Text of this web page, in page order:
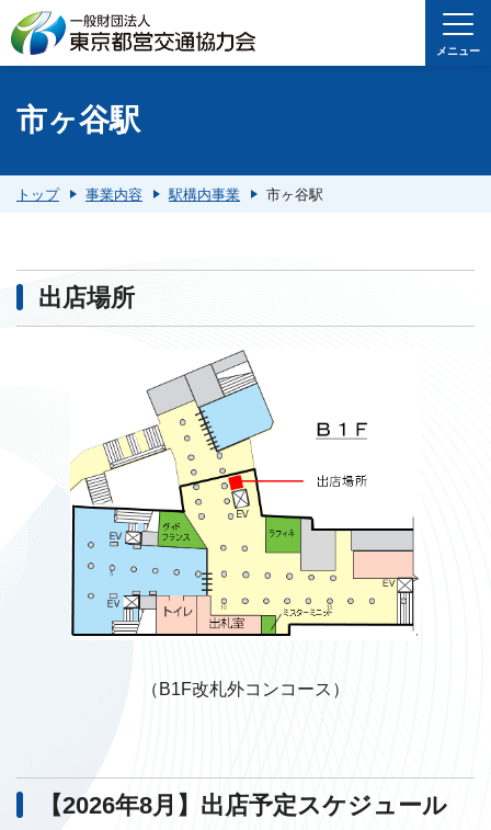
メニュー
市ヶ谷駅
トップ 事業内容 駅構内事業 市ヶ谷駅
出店場所
（B1F改札外コンコース）
【2026年8月】出店予定スケジュール